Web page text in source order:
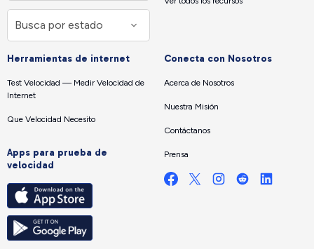
Herramientas de internet
Test Velocidad — Medir Velocidad de
Internet
Que Velocidad Necesito
Apps para prueba de
velocidad
Conecta con Nosotros
Acerca de Nosotros
Nuestra Misión
Contáctanos
Prensa